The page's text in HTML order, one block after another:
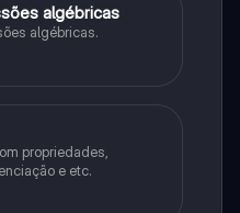
algébricas
algébricas.
propriedades,
e etc.